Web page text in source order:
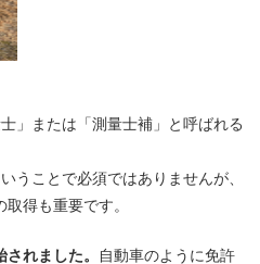
」または「測量士補」と呼ばれる
うことで必須ではありませんが、
得も重要です。
れました。 自動車のように免許